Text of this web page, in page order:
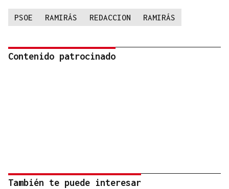
PSOE RAMIRÁS REDACCION RAMIRÁS
Contenido patrocinado
También te puede interesar